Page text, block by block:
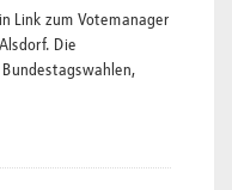
Link zum Votemanager
Die